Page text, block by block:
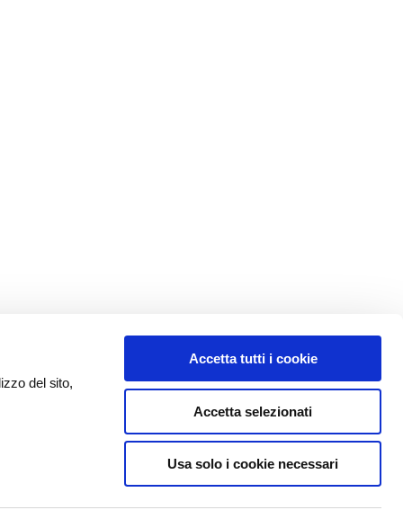
del sito,
Accetta tutti i cookie
Accetta selezionati
Usa solo i cookie necessari